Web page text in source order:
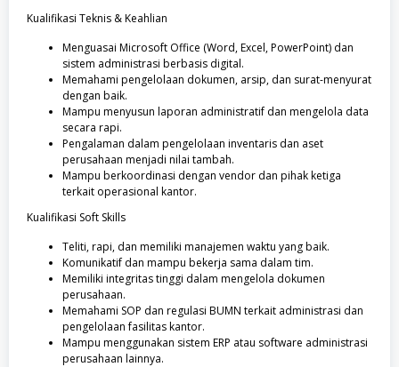
Kualifikasi Teknis & Keahlian
Menguasai Microsoft Office (Word, Excel, PowerPoint) dan
sistem administrasi berbasis digital.
Memahami pengelolaan dokumen, arsip, dan surat-menyurat
dengan baik.
Mampu menyusun laporan administratif dan mengelola data
secara rapi.
Pengalaman dalam pengelolaan inventaris dan aset
perusahaan menjadi nilai tambah.
Mampu berkoordinasi dengan vendor dan pihak ketiga
terkait operasional kantor.
Kualifikasi Soft Skills
Teliti, rapi, dan memiliki manajemen waktu yang baik.
Komunikatif dan mampu bekerja sama dalam tim.
Memiliki integritas tinggi dalam mengelola dokumen
perusahaan.
Memahami SOP dan regulasi BUMN terkait administrasi dan
pengelolaan fasilitas kantor.
Mampu menggunakan sistem ERP atau software administrasi
perusahaan lainnya.